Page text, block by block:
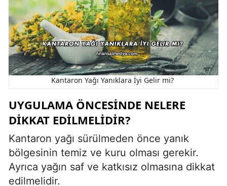
Kantaron Yağı Yanıklara İyi Gelir mi?
UYGULAMA ÖNCESINDE NELERE
DIKKAT EDILMELIDIR?
Kantaron yağı sürülmeden önce yanık
bölgesinin temiz ve kuru olması gerekir.
Ayrıca yağın saf ve katkısız olmasına dikkat
edilmelidir.